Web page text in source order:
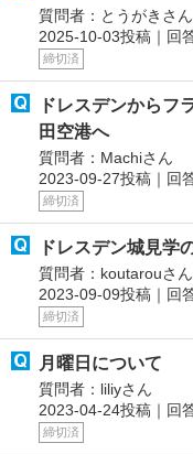
質問者：とうがきさん
2025-10-03投稿｜回
締切済
ドレスデンからフ
田空港へ
質問者：Machiさん
2023-09-27投稿｜回
締切済
ドレスデン城見学
質問者：koutarouさん
2023-09-09投稿｜回
締切済
月曜日について
質問者：liliyさん
2023-04-24投稿｜回
締切済